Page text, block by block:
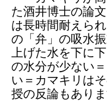
た酒井博士の論
は長時間耐えら
の「弁」の吸水
上げた水を下に
の水分が少ない
い＝カマキリは
授の反論もあり